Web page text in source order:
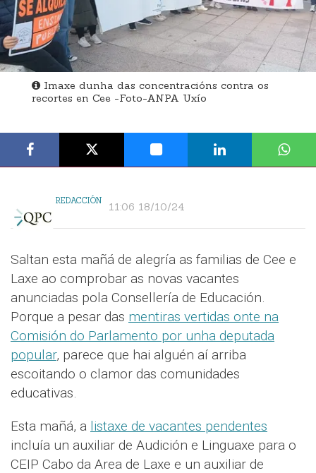
Imaxe dunha das concentracións contra os
recortes en Cee -Foto-ANPA Uxío
REDACCIÓN 11:06 18/10/24
Saltan esta mañá de alegría as familias de Cee e
Laxe ao comprobar as novas vacantes
anunciadas pola Consellería de Educación.
Porque a pesar das mentiras vertidas onte na
Comisión do Parlamento por unha deputada
popular, parece que hai alguén aí arriba
escoitando o clamor das comunidades
educativas.
Esta mañá, a listaxe de vacantes pendentes
incluía un auxiliar de Audición e Linguaxe para o
CEIP Cabo da Area de Laxe e un auxiliar de